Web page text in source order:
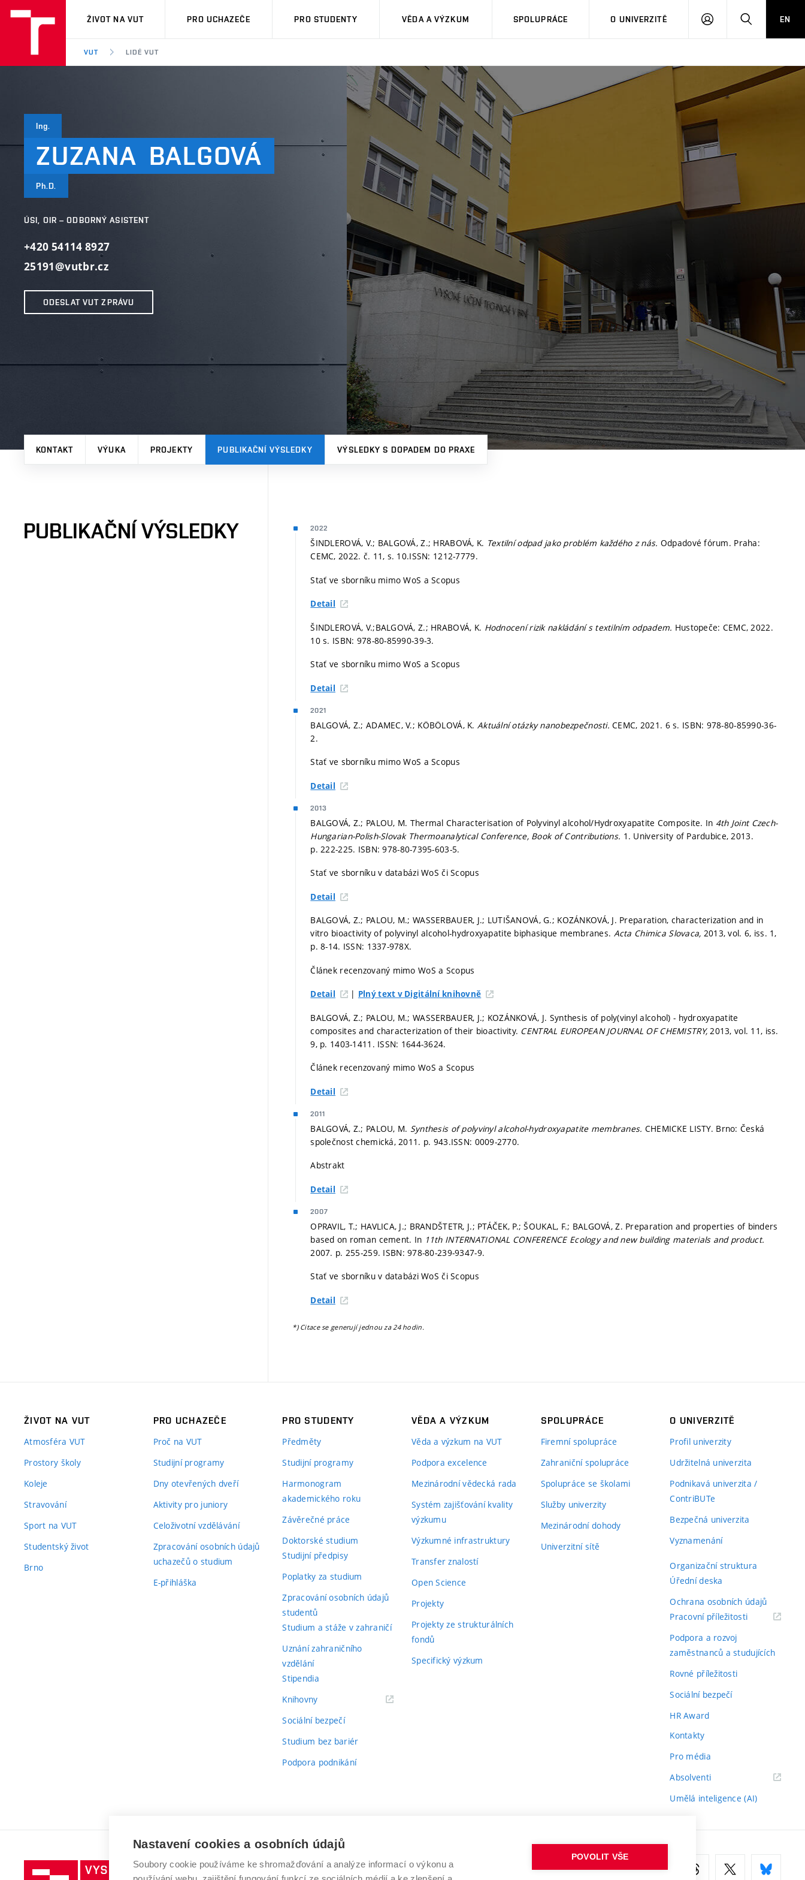
VUT
ŽIVOT NA VUT PRO UCHAZEČE PRO STUDENTY VĚDA A VÝZKUM SPOLUPRÁCE O UNIVERZITĚ
PŘIHLÁSIT HLEDATEN
VUT LIDÉ VUT
Ing.
ZUZANA BALGOVÁ
Ph.D.
ÚSI, OIR – ODBORNÝ ASISTENT
+420 54114 8927
25191@vutbr.cz
ODESLAT VUT ZPRÁVU
KONTAKT VÝUKA PROJEKTY PUBLIKAČNÍ VÝSLEDKY VÝSLEDKY S DOPADEM DO PRAXE
PUBLIKAČNÍ VÝSLEDKY 2022
ŠINDLEROVÁ, V.; BALGOVÁ, Z.; HRABOVÁ, K. Textilní odpad jako problém každého z nás. Odpadové fórum. Praha:
CEMC, 2022. č. 11, s. 10.ISSN: 1212-7779.
Stať ve sborníku mimo WoS a Scopus
Detail
ŠINDLEROVÁ, V.;BALGOVÁ, Z.; HRABOVÁ, K. Hodnocení rizik nakládání s textilním odpadem. Hustopeče: CEMC, 2022.
10 s. ISBN: 978-80-85990-39-3.
Stať ve sborníku mimo WoS a Scopus
Detail
2021
BALGOVÁ, Z.; ADAMEC, V.; KÖBÖLOVÁ, K. Aktuální otázky nanobezpečnosti.CEMC, 2021. 6 s. ISBN: 978-80-85990-36-
2.
Stať ve sborníku mimo WoS a Scopus
Detail
2013
BALGOVÁ, Z.; PALOU, M. Thermal Characterisation of Polyvinyl alcohol/Hydroxyapatite Composite. In 4th Joint Czech-
Hungarian-Polish-Slovak Thermoanalytical Conference, Book of Contributions. 1. University of Pardubice, 2013.
p. 222-225. ISBN: 978-80-7395-603-5.
Stať ve sborníku v databázi WoS či Scopus
Detail
BALGOVÁ, Z.; PALOU, M.; WASSERBAUER, J.; LUTIŠANOVÁ, G.; KOZÁNKOVÁ, J. Preparation, characterization and in
vitro bioactivity of polyvinyl alcohol-hydroxyapatite biphasique membranes. Acta Chimica Slovaca, 2013, vol. 6, iss. 1,
p. 8-14. ISSN: 1337-978X.
Článek recenzovaný mimo WoS a Scopus
Detail | Plný text v Digitální knihovně
BALGOVÁ, Z.; PALOU, M.; WASSERBAUER, J.; KOZÁNKOVÁ, J. Synthesis of poly(vinyl alcohol) - hydroxyapatite
composites and characterization of their bioactivity. CENTRAL EUROPEAN JOURNAL OF CHEMISTRY, 2013, vol. 11, iss.
9, p. 1403-1411. ISSN: 1644-3624.
Článek recenzovaný mimo WoS a Scopus
Detail
2011
BALGOVÁ, Z.; PALOU, M. Synthesis of polyvinyl alcohol-hydroxyapatite membranes. CHEMICKE LISTY. Brno: Česká
společnost chemická, 2011. p. 943.ISSN: 0009-2770.
Abstrakt
Detail
2007
OPRAVIL, T.; HAVLICA, J.; BRANDŠTETR, J.; PTÁČEK, P.; ŠOUKAL, F.; BALGOVÁ, Z. Preparation and properties of binders
based on roman cement. In 11th INTERNATIONAL CONFERENCE Ecology and new building materials and product.
2007. p. 255-259. ISBN: 978-80-239-9347-9.
Stať ve sborníku v databázi WoS či Scopus
Detail
*) Citace se generují jednou za 24 hodin.
ŽIVOT NA VUT
Atmosféra VUT
Prostory školy
Koleje
Stravování
Sport na VUT
Studentský život
Brno
PRO UCHAZEČE
Proč na VUT
Studijní programy
Dny otevřených dveří
Aktivity pro juniory
Celoživotní vzdělávání
Zpracování osobních údajů
uchazečů o studium
E-přihláška
PRO STUDENTY
Předměty
Studijní programy
Harmonogram
akademického roku
Závěrečné práce
Doktorské studium
Studijní předpisy
Poplatky za studium
Zpracování osobních údajů
studentů
Studium a stáže v zahraničí
Uznání zahraničního
vzdělání
Stipendia
Knihovny(externí
Sociální bezpečí
Studium bez bariér
Podpora podnikání
VĚDA A VÝZKUM
Věda a výzkum na VUT
Podpora excelence
Mezinárodní vědecká rada
Systém zajišťování kvality
výzkumu
Výzkumné infrastruktury
Transfer znalostí
Open Science
Projekty
Projekty ze strukturálních
fondů
Specifický výzkum
SPOLUPRÁCE
Firemní spolupráce
Zahraniční spolupráce
Spolupráce se školami
Služby univerzity
Mezinárodní dohody
Univerzitní sítě
O UNIVERZITĚ
Profil univerzity
Udržitelná univerzita
Podnikavá univerzita /
ContriBUTe
Bezpečná univerzita
Vyznamenání
Organizační struktura
Úřední deska
Ochrana osobních údajů
Pracovní příležitosti(externí
Podpora a rozvoj
zaměstnanců a studujících
Rovné příležitosti
Sociální bezpečí
HR Award
Kontakty
Pro média
Absolventi(externí
Umělá inteligence (AI)
Vysoké
VYSOKÉ UČENÍ TECHNICKÉ V BRNĚ
Nastavení cookies a osobních údajů
Soubory cookie používáme ke shromažďování a analýze informací o výkonu a
POVOLIT VŠE